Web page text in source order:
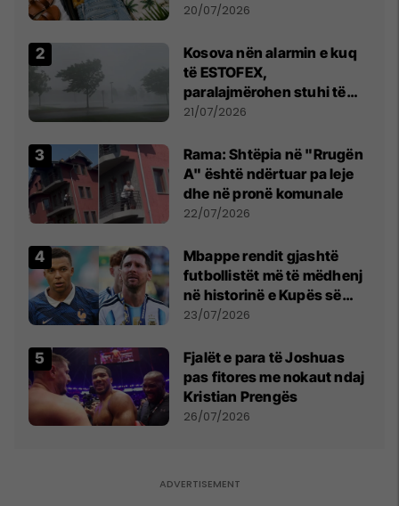
20/07/2026
Kosova nën alarmin e kuq
të ESTOFEX,
paralajmërohen stuhi të
fuqishme me breshër dhe
21/07/2026
Rama: Shtëpia në "Rrugën
A" është ndërtuar pa leje
dhe në pronë komunale
22/07/2026
Mbappe rendit gjashtë
futbollistët më të mëdhenj
në historinë e Kupës së
Botës, Messi mbetet i dyti
23/07/2026
Fjalët e para të Joshuas
pas fitores me nokaut ndaj
Kristian Prengës
26/07/2026